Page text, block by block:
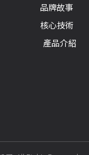
品牌故事
核心技術
產品介紹